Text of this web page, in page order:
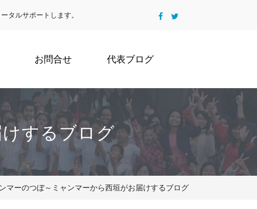
タルサポートします。
お問合せ 代表ブログ
するブログ
マーのつぼ～ミャンマーから西垣がお届けするブログ